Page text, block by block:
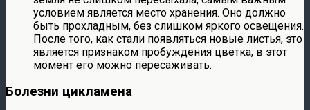
условием является место хранения. Оно должно
быть прохладным, без слишком яркого освещения.
После того, как стали появляться новые листья, это
является признаком пробуждения цветка, в этот
момент его можно пересаживать.
Болезни цикламена